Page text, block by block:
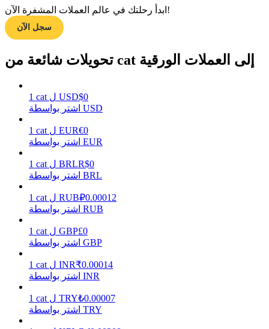
تعلم كيفية البقاء مربحة
يكسب
خنزير الطاقة
ابدأ رحلتك في عالم العملات المشفرة الآن!
سجل الآن
تحويلات شائعة من cat إلى العملات الورقية
1 cat ل USD$0
اشتر بواسطة USD
1 cat ل EUR€0
اشتر بواسطة EUR
1 cat ل BRLR$0
اشتر بواسطة BRL
1 cat ل RUB₽0.00012
اشتر بواسطة RUB
1 cat ل GBP£0
اشتر بواسطة GBP
1 cat ل INR₹0.00014
اشتر بواسطة INR
1 cat ل TRY₺0.00007
اشتر بواسطة TRY